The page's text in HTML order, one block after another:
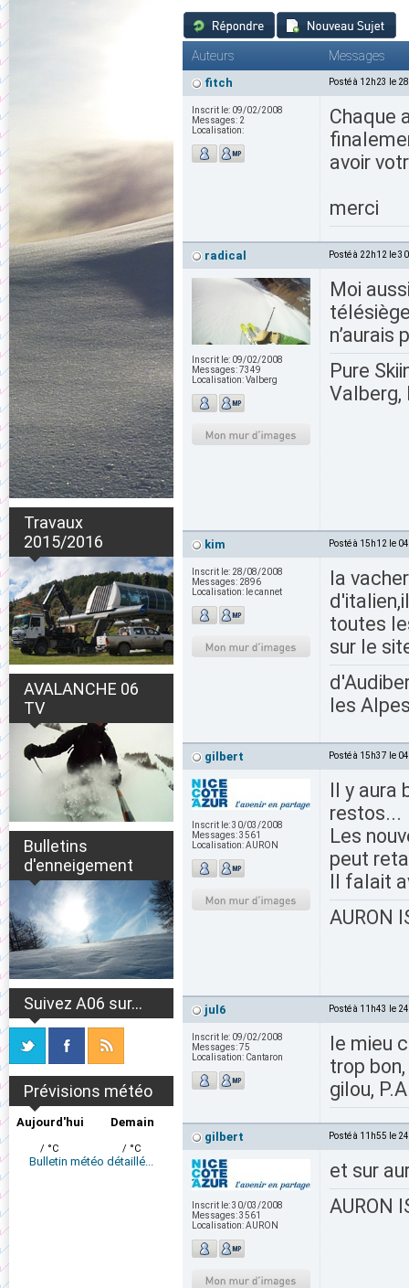
Travaux
2015/2016
AVALANCHE 06
TV
Bulletins
d'enneigement
Suivez A06 sur...
Prévisions météo
Aujourd'hui
/ °C
Demain
/ °C
Bulletin météo détaillé...
Auteurs Messages
fitch Posté à 12h23 le
Inscrit le: 09/02/2008
Messages: 2
Localisation:
Chaque
avoir
merci
radical Posté à 22h12 le
Inscrit le: 09/02/2008
Messages:7349
Localisation:Valberg
Moi
n’aurais
Pure
Valberg,
kim Posté à 15h12 le
Inscrit le: 28/08/2008
Messages: 2896
Localisation: le cannet
la
toutes
sur le
les
gilbert Posté à 15h37 le
Inscrit le:30/03/2008
Messages:3561
Localisation:AURON
Il y aura
restos...
Les
peut
Il falait
AURON
jul6 Posté à 11h43 le
Inscrit le: 09/02/2008
Messages:75
Localisation: Cantaron
le mieu
trop
gilou,
gilbert Posté à 11h55 le
Inscrit le:30/03/2008
Messages:3561
Localisation:AURON
et sur
AURON